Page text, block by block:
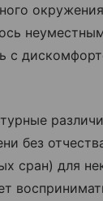
с
без
сран) для